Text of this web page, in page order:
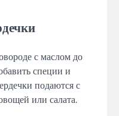
с маслом до
специи и
подаются с
или салата.